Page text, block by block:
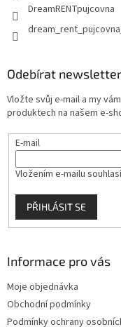
DreamRENTpujcovna
Odebírat newsletter
Vložte svůj e-mail a my
produktech na našem e-
E-mail
Vložením e-mailu
PŘIHLÁSIT SE
Informace pro vás
Moje objednávka
Obchodní podmínky
Podmínky ochrany